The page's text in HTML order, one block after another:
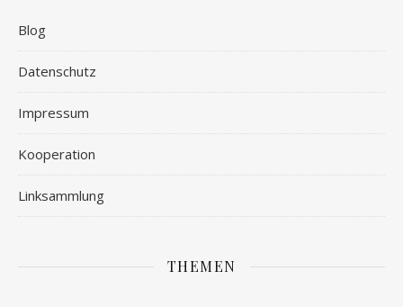
Blog
Datenschutz
Impressum
Kooperation
Linksammlung
THEMEN